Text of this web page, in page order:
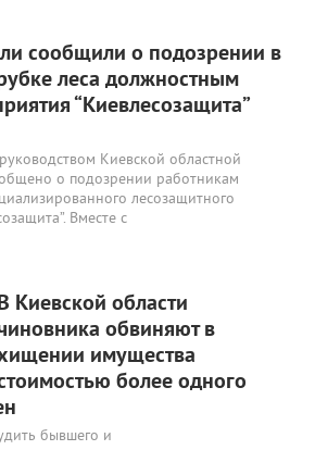
сообщили о подозрении в
леса должностным
“Киевлесозащита”
Киевской областной
о подозрении работникам
лесозащитного
Вместе с
Киевской области
обвиняют в
имущества
более одного
бывшего и